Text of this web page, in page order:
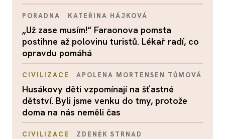
PORADNA KATEŘINA HÁJKOVÁ
„Už zase musím!“ Faraonova pomsta
postihne až polovinu turistů. Lékař radí, co
opravdu pomáhá
CIVILIZACE APOLENA MORTENSEN TŮMOVÁ
Husákovy děti vzpomínají na šťastné
dětství. Byli jsme venku do tmy, protože
doma na nás neměli čas
CIVILIZACE ZDENĚK STRNAD